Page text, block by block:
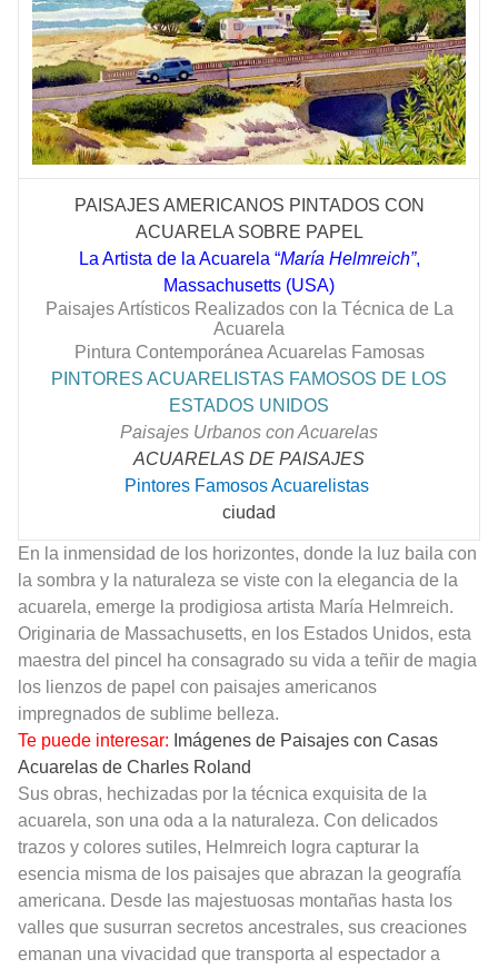
PAISAJES AMERICANOS PINTADOS CON
ACUARELA SOBRE PAPEL
La Artista de la Acuarela “María Helmreich”,
Massachusetts (USA)
Paisajes Artísticos Realizados con la Técnica de La
Acuarela
Pintura Contemporánea Acuarelas Famosas
PINTORES ACUARELISTAS FAMOSOS DE LOS
ESTADOS UNIDOS
Paisajes Urbanos con Acuarelas
ACUARELAS DE PAISAJES
Pintores Famosos Acuarelistas
ciudad
En la inmensidad de los horizontes, donde la luz baila con
la sombra y la naturaleza se viste con la elegancia de la
acuarela, emerge la prodigiosa artista María Helmreich.
Originaria de Massachusetts, en los Estados Unidos, esta
maestra del pincel ha consagrado su vida a teñir de magia
los lienzos de papel con paisajes americanos
impregnados de sublime belleza.
Te puede interesar: Imágenes de Paisajes con Casas
Acuarelas de Charles Roland
Sus obras, hechizadas por la técnica exquisita de la
acuarela, son una oda a la naturaleza. Con delicados
trazos y colores sutiles, Helmreich logra capturar la
esencia misma de los paisajes que abrazan la geografía
americana. Desde las majestuosas montañas hasta los
valles que susurran secretos ancestrales, sus creaciones
emanan una vivacidad que transporta al espectador a